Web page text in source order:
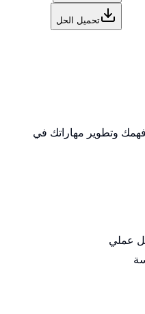
تحميل الحل
فهمك وتطوير مهاراتك في
عملي